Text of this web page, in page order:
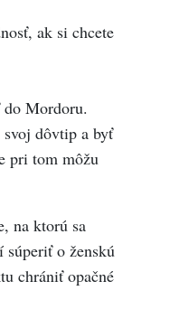
ak si chcete
do Mordoru.
svoj dôvtip a byť
pri tom môžu
na ktorú sa
súperiť o ženskú
chrániť opačné